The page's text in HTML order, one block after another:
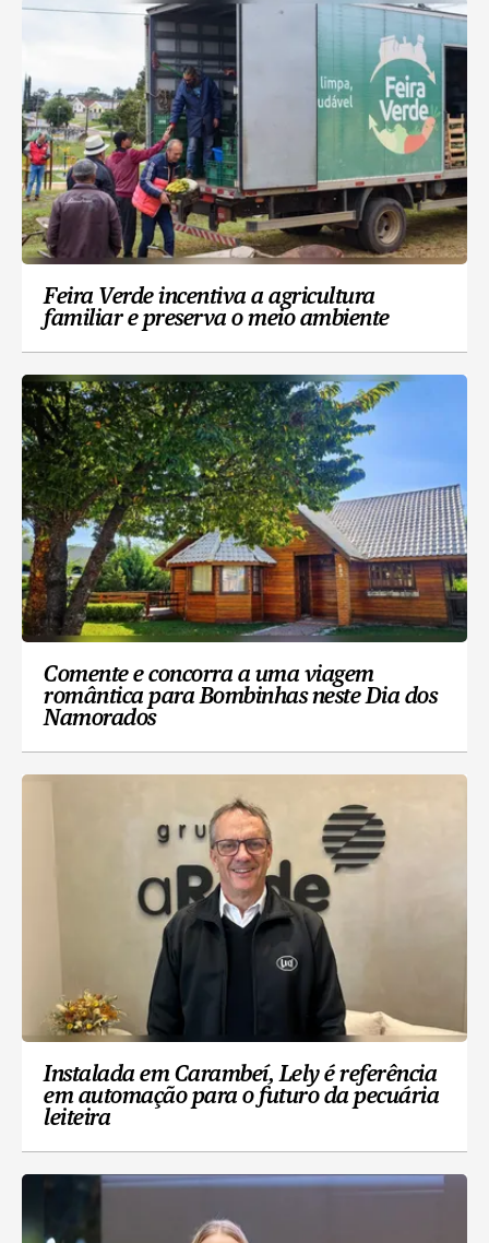
Feira Verde incentiva a agricultura
familiar e preserva o meio ambiente
Comente e concorra a uma viagem
romântica para Bombinhas neste Dia dos
Namorados
Instalada em Carambeí, Lely é referência
em automação para o futuro da pecuária
leiteira